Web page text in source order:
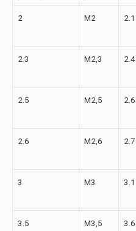
2 M2 2.1
2.3 M2,3 2.4
2.5 M2,5 2.6
2.6 M2,6 2.7
3 M3 3.1
3.5 M3,5 3.6